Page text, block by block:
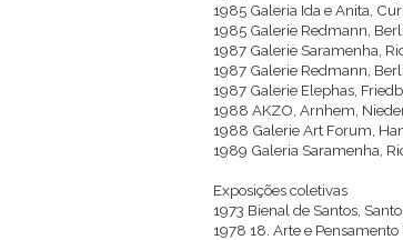
1985 Galeria Ida e Anita,
1985 Galerie Redmann,
1987 Galerie Saramenha,
1987 Galerie Redmann,
1987 Galerie Elephas,
1988 AKZO, Arnhem,
1988 Galerie Art Forum,
1989 Galeria Saramenha,
Exposições coletivas
1973 Bienal de Santos,
1978 18. Arte e